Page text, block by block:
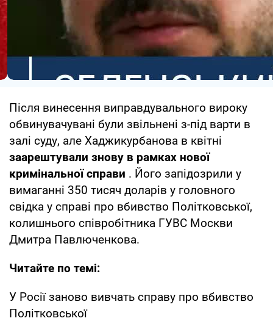
Після винесення виправдувального вироку
обвинувачувані були звільнені з-під варти в
залі суду, але Хаджикурбанова в квітні
заарештували знову в рамках нової
кримінальної справи . Його запідозрили у
вимаганні 350 тисяч доларів у головного
свідка у справі про вбивство Політковської,
колишнього співробітника ГУВС Москви
Дмитра Павлюченкова.
Читайте по темі:
У Росії заново вивчать справу про вбивство
Політковської